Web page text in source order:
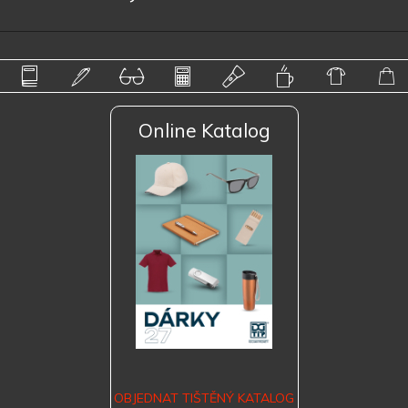
Online Katalog
OBJEDNAT TIŠTĚNÝ KATALOG